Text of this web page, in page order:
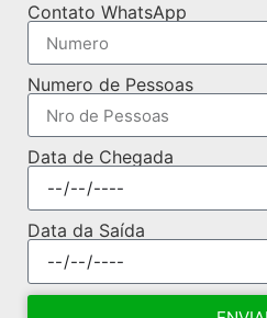
Contato WhatsApp
Numero de Pessoas
Data de Chegada
Data da Saída